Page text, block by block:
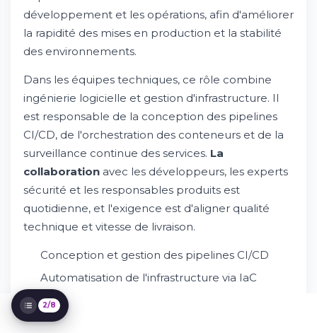
Présentation du métier et missions
principales
Essayez Whileresume
Compétences et qualifications requises
Parcours et formation recommandés
Environnement de travail et perspectives
d'évolution
Rémunération et avantages
sélection
2/8
développement et les opérations, afin d'améliorer
la rapidité des mises en production et la stabilité
des environnements.
Dans les équipes techniques, ce rôle combine
ingénierie logicielle et gestion d'infrastructure. Il
est responsable de la conception des pipelines
CI/CD, de l'orchestration des conteneurs et de la
surveillance continue des services. La
collaboration avec les développeurs, les experts
sécurité et les responsables produits est
quotidienne, et l'exigence est d'aligner qualité
technique et vitesse de livraison.
Conception et gestion des pipelines CI/CD
Automatisation de l'infrastructure via IaC
Gestion des environnements cloud et hybride
Supervision de la performance et sécurité